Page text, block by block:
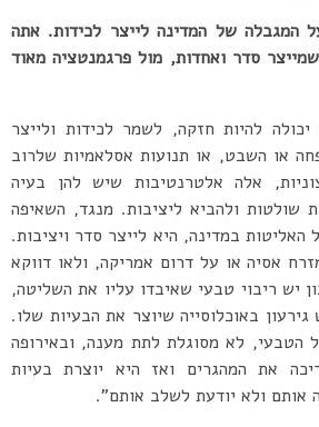
המגבלה של המדינה לייצר לכידות. אתה
סדר ואחדות, מול פרגמנטציה מאוד
להיות חזקה, לשמר לכידות ולייצר
או השבט, או תנועות אסלאמיות שלרוב
אלה אלטרנטיבות שיש להן בעיה
שולטות ולהביא ליציבות. מנגד, השאיפה
במדינה, היא לייצר סדר ויציבות.
אסיה או על דרום אמריקה, ולאו דווקא
יש ריבוי טבעי שאיבדו עליו את השליטה,
באוכלוסייה שיוצר את הבעיות שלו.
הטבעי, לא מסוגלת לתת מענה, ובאירופה
את המהגרים ואז היא יוצרת בעיות
אותם ולא יודעת לשלב אותם”.